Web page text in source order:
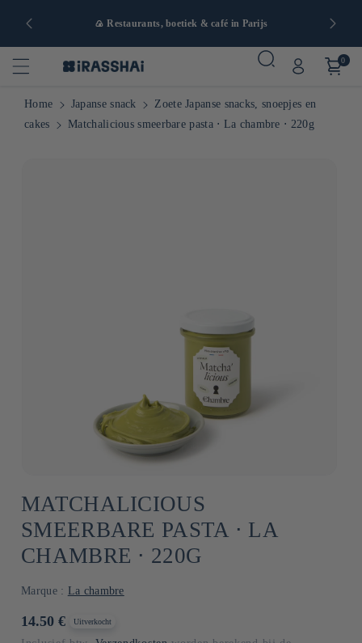
🍙 Restaurants, boetiek & café in Parijs
0
Home Japanse snack
Zoete Japanse snacks, snoepjes en
cakes
Matchalicious smeerbare pasta ⋅ La chambre ⋅ 220g
MATCHALICIOUS
SMEERBARE PASTA ⋅ LA
CHAMBRE ⋅ 220G
Marque : La chambre
Normale
14.50 € Uitverkocht